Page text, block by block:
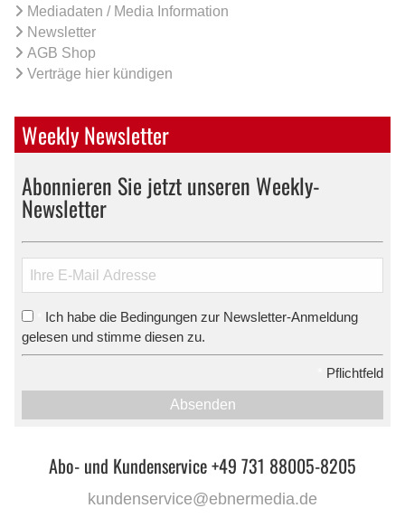
Mediadaten / Media Information
Newsletter
AGB Shop
Verträge hier kündigen
Weekly Newsletter
Abonnieren Sie jetzt unseren Weekly-
Newsletter
Ich habe die Bedingungen zur Newsletter-Anmeldung
gelesen und stimme diesen zu.
Pflichtfeld
Absenden
Abo- und Kundenservice +49 731 88005-8205
kundenservice@ebnermedia.de